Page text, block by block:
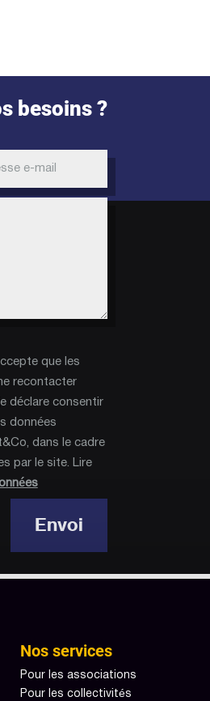
besoins ?
que les
recontacter
déclare consentir
données
dans le cadre
par le site. Lire
Envoi
Nos services
Pour les associations
Pour les collectivités